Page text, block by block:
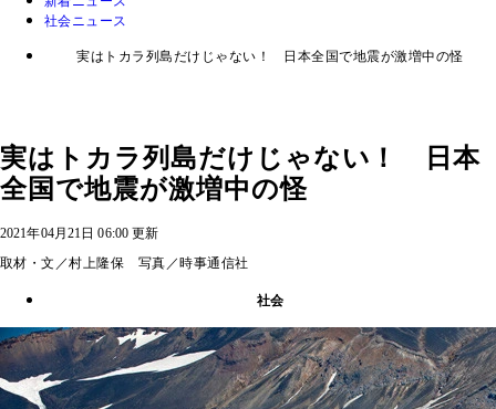
社会ニュース
実はトカラ列島だけじゃない！ 日本全国で地震が激増中の怪
実はトカラ列島だけじゃない！ 日本
全国で地震が激増中の怪
2021年04月21日 06:00 更新
取材・文／村上隆保 写真／時事通信社
社会